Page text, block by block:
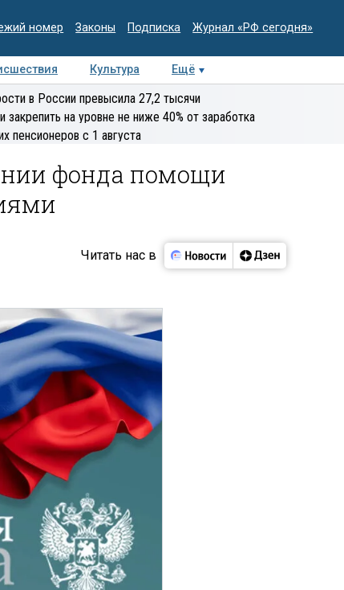
номер Законы Подписка Журнал «РФ сегодня»
Культура Ещё
Интервью Колумнисты
экспертиза
в России превысила 27,2 тысячи
на уровне не ниже 40% от заработка
пенсионеров с 1 августа
фонда помощи
Читать нас в